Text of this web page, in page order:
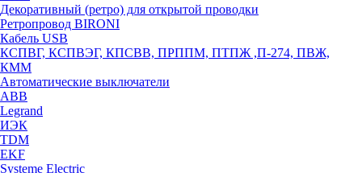
Декоративный (ретро) для открытой проводки
Ретропровод BIRONI
Кабель USB
КСПВГ, КСПВЭГ, КПСВВ, ПРППМ, ПТПЖ ,П-274, ПВЖ,
КММ
Автоматические выключатели
ABB
Legrand
ИЭК
TDM
EKF
Systeme Electric